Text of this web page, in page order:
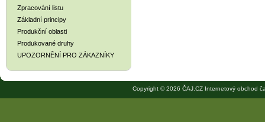
Zpracování listu
Základní principy
Produkční oblasti
Produkované druhy
UPOZORNĚNÍ PRO ZÁKAZNÍKY
Copyright © 2026 ČAJ.CZ Internetový obchod